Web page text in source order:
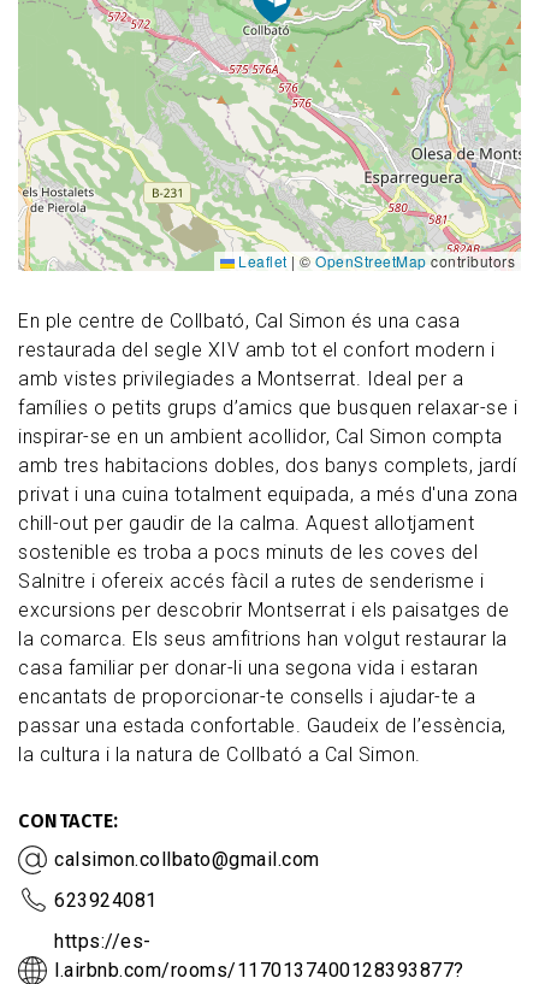
En ple centre de Collbató, Cal Simon és una casa
restaurada del segle XIV amb tot el confort modern i
amb vistes privilegiades a Montserrat. Ideal per a
famílies o petits grups d’amics que busquen relaxar-se i
inspirar-se en un ambient acollidor, Cal Simon compta
amb tres habitacions dobles, dos banys complets, jardí
privat i una cuina totalment equipada, a més d'una zona
chill-out per gaudir de la calma. Aquest allotjament
sostenible es troba a pocs minuts de les coves del
Salnitre i ofereix accés fàcil a rutes de senderisme i
excursions per descobrir Montserrat i els paisatges de
la comarca. Els seus amfitrions han volgut restaurar la
casa familiar per donar-li una segona vida i estaran
encantats de proporcionar-te consells i ajudar-te a
passar una estada confortable. Gaudeix de l’essència,
la cultura i la natura de Collbató a Cal Simon.
CONTACTE
calsimon.collbato@gmail.com
623924081
https://es-
l.airbnb.com/rooms/1170137400128393877?
Leaflet | © OpenStreetMap contributors